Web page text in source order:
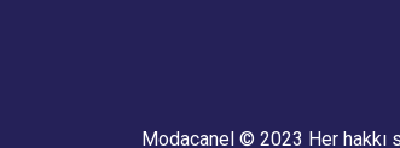
Modacanel © 2023 Her hakkı